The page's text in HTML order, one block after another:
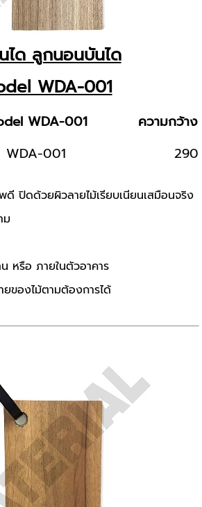
ได ลูกนอนบันได
WDA-001
WDA-001
ความกว้าง
WDA-001 290
ปิดด้วยผิวลายไม้เรียบเนียนเสมือนจริง
ม
หรือ ภายในตัวอาคาร
ยของไม้ตามต้องการได้